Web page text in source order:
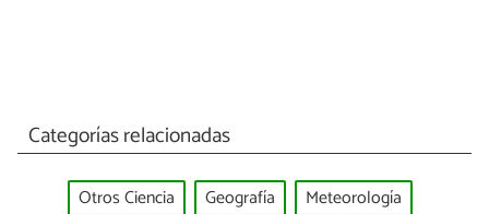
Categorías relacionadas
Otros Ciencia Geografía
Meteorología